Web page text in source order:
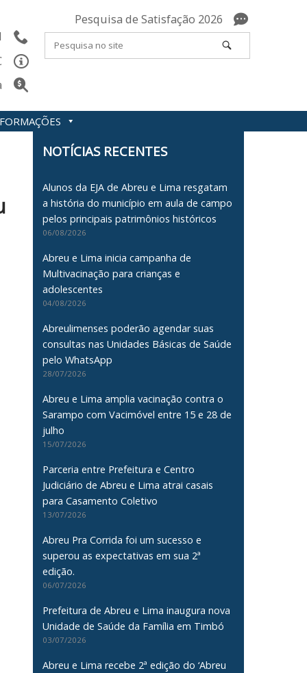
Pesquisa de Satisfação 2026
NOTÍCIAS RECENTES
Alunos da EJA de Abreu e Lima resgatam
a história do município em aula de campo
pelos principais patrimônios históricos
06/08/2026
Abreu e Lima inicia campanha de
Multivacinação para crianças e
adolescentes
04/08/2026
Abreulimenses poderão agendar suas
consultas nas Unidades Básicas de Saúde
pelo WhatsApp
28/07/2026
Abreu e Lima amplia vacinação contra o
Sarampo com Vacimóvel entre 15 e 28 de
julho
15/07/2026
Parceria entre Prefeitura e Centro
Judiciário de Abreu e Lima atrai casais
para Casamento Coletivo
13/07/2026
Abreu Pra Corrida foi um sucesso e
superou as expectativas em sua 2ª
edição.
06/07/2026
Prefeitura de Abreu e Lima inaugura nova
Unidade de Saúde da Família em Timbó
03/07/2026
Abreu e Lima recebe 2ª edição do ‘Abreu